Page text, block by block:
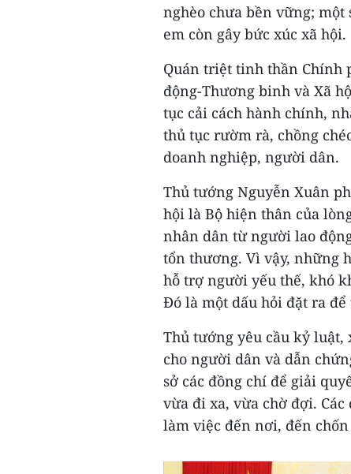
nghèo chưa bền vững;
em còn gây bức xúc xã hội.
Quán triệt tinh thần Chính
động-Thương binh và Xã
tục cải cách hành chính,
thủ tục rườm rà, chồng
doanh nghiệp, người dân.
Thủ tướng Nguyễn Xuân
hội là Bộ hiện thân của
nhân dân từ người lao
tổn thương. Vì vậy, những
hỗ trợ người yếu thế, khó
Đó là một dấu hỏi đặt ra
Thủ tướng yêu cầu kỷ
cho người dân và dẫn
sở các đồng chí để giải
vừa đi xa, vừa chờ đợi.
làm việc đến nơi, đến chốn